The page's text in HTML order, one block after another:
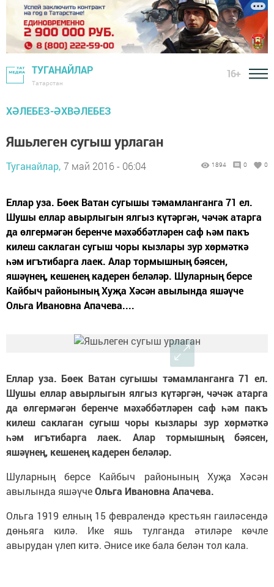
ТУГАНАЙЛАР
Татарстан
16+
ХӘЛЕБЕЗ-ӘХВӘЛЕБЕЗ
Яшьлеген сугыш урлаган
Туганайлар, 7 май 2016 - 06:04 1894 0 0
Еллар уза. Бөек Ватан сугышы тәмамланганга 71 ел.
Шушы еллар авырлыгын ялгыз күтәргән, чәчәк атарга
да өлгермәгән беренче мәхәббәтләрен саф һәм пакъ
килеш саклаган сугыш чоры кызлары зур хөрмәткә
һәм игътибарга лаек. Алар тормышның бәясен,
яшәүнең, кешенең кадерен беләләр. Шуларның берсе
Кайбыч районының Хуҗа Хәсән авылында яшәүче
Ольга Ивановна Апачева....
Еллар уза. Бөек Ватан сугышы тәмамланганга 71 ел.
Шушы еллар авырлыгын ялгыз күтәргән, чәчәк атарга
да өлгермәгән беренче мәхәббәтләрен саф һәм пакъ
килеш саклаган сугыш чоры кызлары зур хөрмәткә
һәм игътибарга лаек. Алар тормышның бәясен,
яшәүнең, кешенең кадерен беләләр.
Шуларның берсе Кайбыч районының Хуҗа Хәсән
авылында яшәүчеОльга Ивановна Апачева.
Ольга 1919 елның 15 февралендә крестьян гаиләсендә
дөньяга килә. Ике яшь тулганда әтиләре көчле
авырудан үлеп китә. Әнисе ике бала белән тол кала.